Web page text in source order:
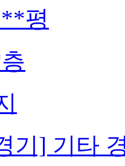
**평
기] 기타